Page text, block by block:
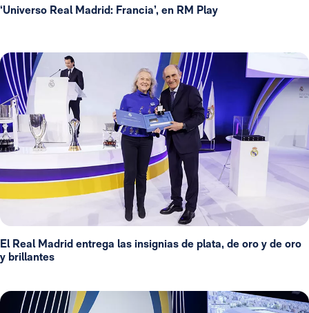
‘Universo Real Madrid: Francia’, en RM Play
El Real Madrid entrega las insignias de plata, de oro y de oro
y brillantes